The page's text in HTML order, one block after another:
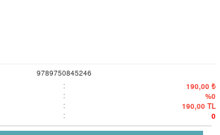
9789750845246
: 190,00 ₺
: %0
: 190,00 TL
: 0